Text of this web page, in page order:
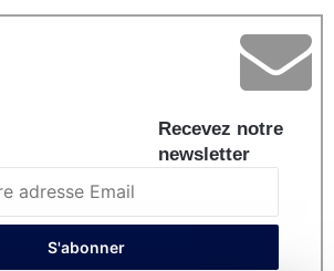
Recevez notre
newsletter